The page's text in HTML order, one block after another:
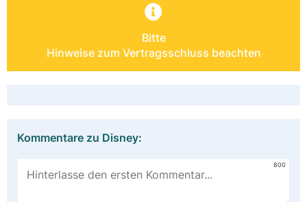
Bitte
Hinweise zum Vertragsschluss beachten
Kommentare zu Disney:
800